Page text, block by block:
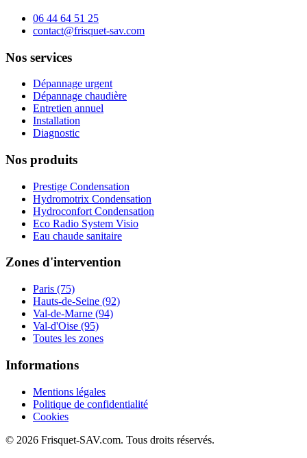
06 44 64 51 25
contact@frisquet-sav.com
Nos services
Dépannage urgent
Dépannage chaudière
Entretien annuel
Installation
Diagnostic
Nos produits
Prestige Condensation
Hydromotrix Condensation
Hydroconfort Condensation
Eco Radio System Visio
Eau chaude sanitaire
Zones d'intervention
Paris (75)
Hauts-de-Seine (92)
Val-de-Marne (94)
Val-d'Oise (95)
Toutes les zones
Informations
Mentions légales
Politique de confidentialité
Cookies
© 2026 Frisquet-SAV.com. Tous droits réservés.